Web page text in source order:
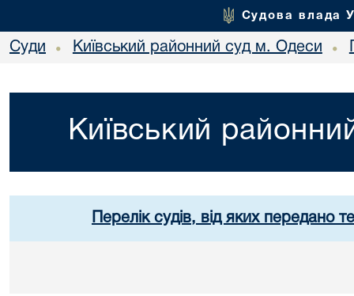
Судова влада
Суди • Київський районний суд м. Одеси •
Київський
Перелік судів, від яких передано